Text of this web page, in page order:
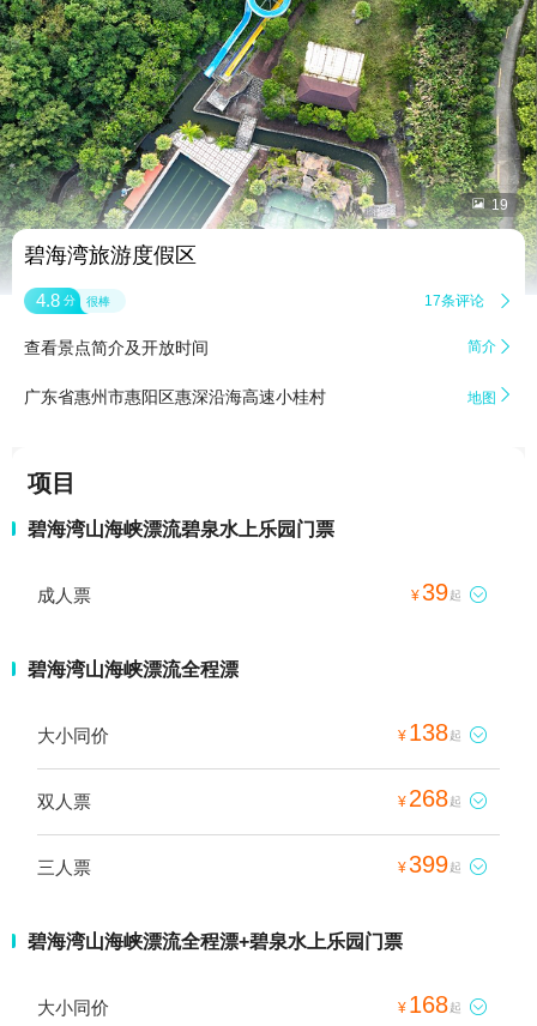
 19
碧海湾旅游度假区
4.8 分 很棒 17条评论 
查看景点简介及开放时间 简介 
广东省惠州市惠阳区惠深沿海高速小桂村 地图 
项目
碧海湾山海峡漂流碧泉水上乐园门票
成人票 ¥39起 
碧海湾山海峡漂流全程漂
大小同价 ¥ 138起 
双人票 ¥ 268起 
三人票 ¥399起 
碧海湾山海峡漂流全程漂+碧泉水上乐园门票
大小同价 ¥ 168起 
